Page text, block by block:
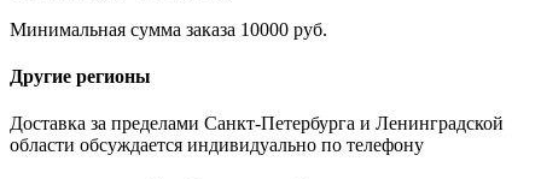
Минимальная сумма заказа 10000 руб.
Другие регионы
Доставка за пределами Санкт-Петербурга и Ленинградской
области обсуждается индивидуально по телефону